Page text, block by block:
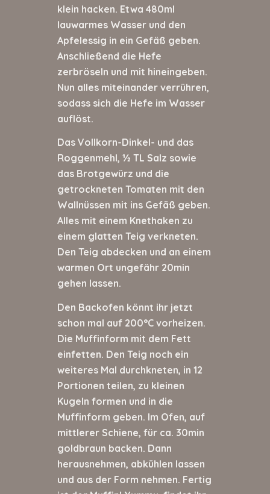
klein hacken. Etwa 480ml
lauwarmes Wasser und den
Apfelessig in ein Gefäß geben.
Anschließend die Hefe
zerbröseln und mit hineingeben.
Nun alles miteinander verrühren,
sodass sich die Hefe im Wasser
auflöst.
Das Vollkorn-Dinkel- und das
Roggenmehl, ½ TL Salz sowie
das Brotgewürz und die
getrockneten Tomaten mit den
Wallnüssen mit ins Gefäß geben.
Alles mit einem Knethaken zu
einem glatten Teig verkneten.
Den Teig abdecken und an einem
warmen Ort ungefähr 20min
gehen lassen.
Den Backofen könnt ihr jetzt
schon mal auf 200°C vorheizen.
Die Muffinform mit dem Fett
einfetten. Den Teig noch ein
weiteres Mal durchkneten, in 12
Portionen teilen, zu kleinen
Kugeln formen und in die
Muffinform geben. Im Ofen, auf
mittlerer Schiene, für ca. 30min
goldbraun backen. Dann
herausnehmen, abkühlen lassen
und aus der Form nehmen. Fertig